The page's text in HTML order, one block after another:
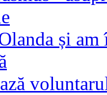
și am